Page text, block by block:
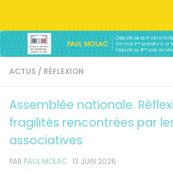
ACTUS / RÉFLEXION
Assemblée nationale.
fragilités rencontrées par
associatives
PAR PAUL MOLAC · 13 JUIN 2026